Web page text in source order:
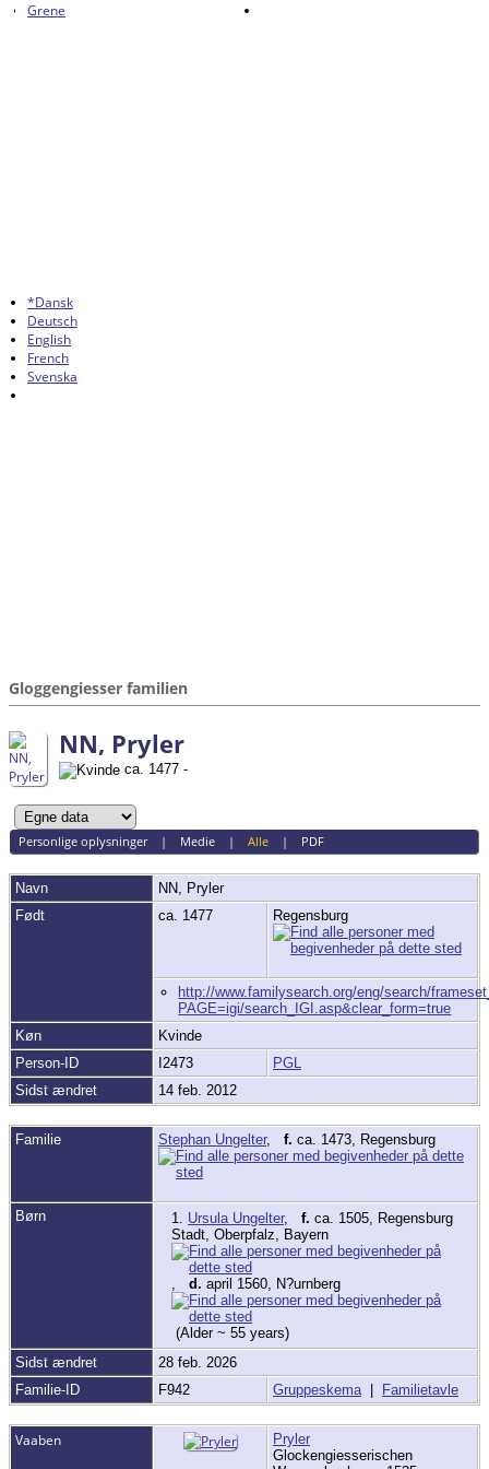
Grene
*Dansk
Deutsch
English
French
Svenska
Gloggengiesser familien
NN, Pryler
ca. 1477 -
Personlige oplysninger| Medie| Alle| PDF
Navn NN, Pryler
Født
ca. 1477 Regensburg
http://www.familysearch.org/eng/search/
PAGE=igi/search_IGI.asp&clear_form=true
Køn
Kvinde
Person-ID
I2473
PGL
Sidst ændret
14 feb. 2012
Familie Stephan Ungelter, f. ca. 1473, Regensburg
Børn 1. Ursula Ungelter, f. ca. 1505, Regensburg
Stadt, Oberpfalz, Bayern
d. april 1560, N?urnberg
(Alder ~ 55 years)
Sidst ændret
28 feb. 2026
Familie-ID
F942 Gruppeskema | Familietavle
Vaaben
Pryler
Glockengiesserischen